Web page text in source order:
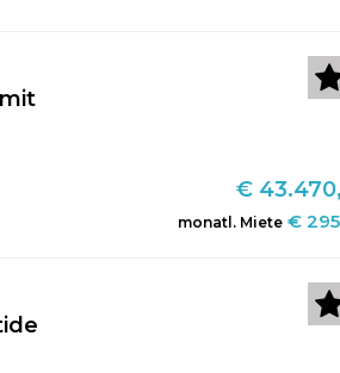
€
monatl. Miete€